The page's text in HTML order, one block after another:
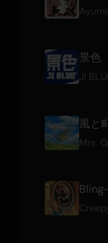
景色
JI
風と
Mrs.